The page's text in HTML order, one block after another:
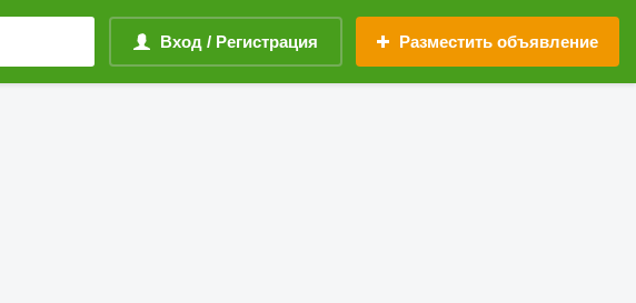
Вход / Регистрация Разместить объявление